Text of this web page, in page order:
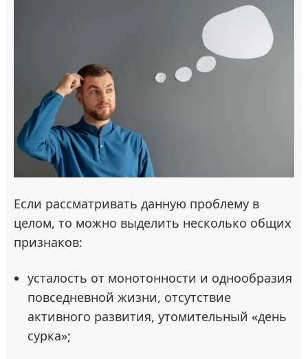
Если рассматривать данную проблему в
целом, то можно выделить несколько общих
признаков:
усталость от монотонности и однообразия
повседневной жизни, отсутствие
активного развития, утомительный «день
сурка»;